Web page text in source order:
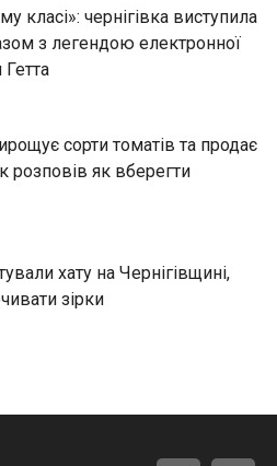
класі»: чернігівка виступила
з легендою електронної
сорти томатів та продає
розповів як вберегти
хату на Чернігівщині,
зірки